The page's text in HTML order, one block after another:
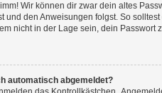
Wir können dir zwar dein altes
und den Anweisungen folgst. So
nicht in der Lage sein, dein
automatisch abgemeldet?